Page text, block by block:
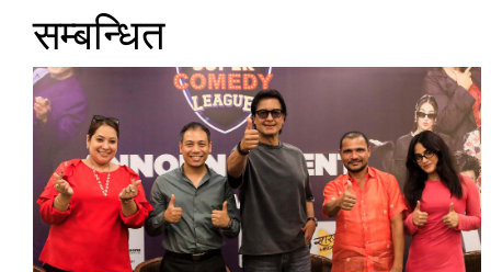
सम्बन्धित